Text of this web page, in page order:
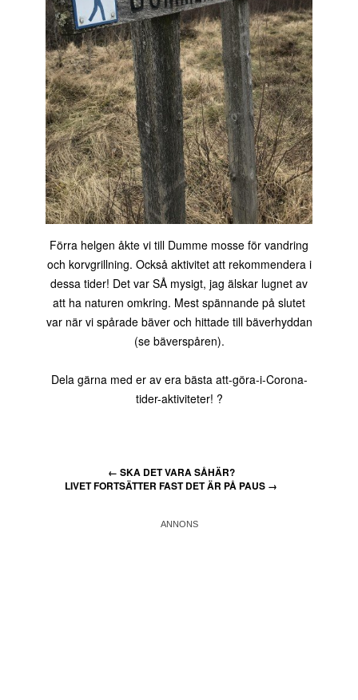
Förra helgen åkte vi till Dumme mosse för vandring
och korvgrillning. Också aktivitet att rekommendera i
dessa tider! Det var SÅ mysigt, jag älskar lugnet av
att ha naturen omkring. Mest spännande på slutet
var när vi spårade bäver och hittade till bäverhyddan
(se bäverspåren).
Dela gärna med er av era bästa att-göra-i-Corona-
tider-aktiviteter! ?
← SKA DET VARA SÅHÄR?
LIVET FORTSÄTTER FAST DET ÄR PÅ PAUS →